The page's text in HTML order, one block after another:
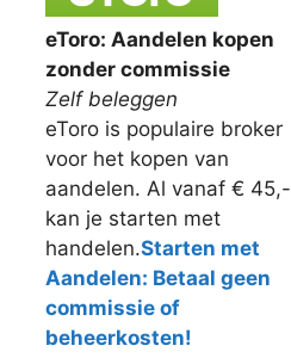
eToro: Aandelen kopen
zonder commissie
Zelf beleggen
eToro is populaire broker
voor het kopen van
aandelen. Al vanaf € 45,-
kan je starten met
handelen.Starten met
Aandelen: Betaal geen
commissie of
beheerkosten!